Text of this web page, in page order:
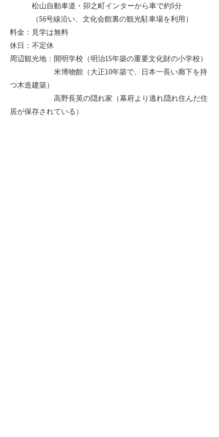
松山自動車道・卯之町インターから車で約5分
（56号線沿い、文化会館裏の観光駐車場を利用）
料金：見学は無料
休日：不定休
周辺観光地：開明学校（明治15年築の重要文化財の小学校）
米博物館（大正10年築で、日本一長い廊下を持
つ木造建築）
高野長英の隠れ家（幕府より逃れ隠れ住んだ住
居が保存されている）